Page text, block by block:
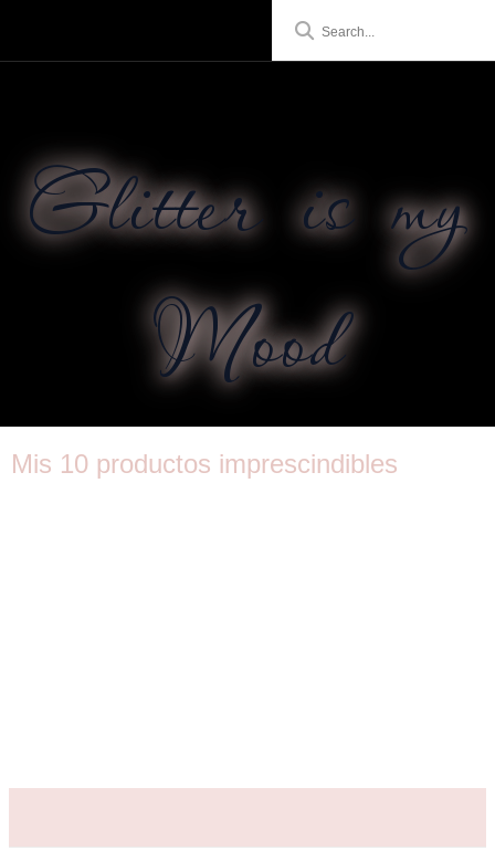
Glitter is my
Mood
Mis 10 productos imprescindibles